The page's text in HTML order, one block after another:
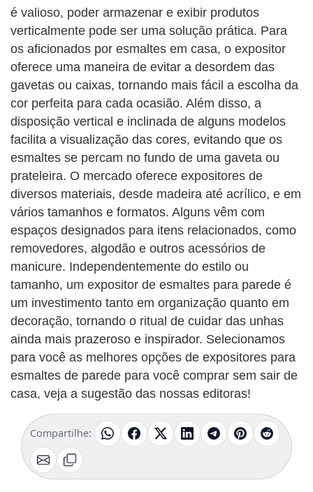
é valioso, poder armazenar e exibir produtos
verticalmente pode ser uma solução prática. Para
os aficionados por esmaltes em casa, o expositor
oferece uma maneira de evitar a desordem das
gavetas ou caixas, tornando mais fácil a escolha da
cor perfeita para cada ocasião. Além disso, a
disposição vertical e inclinada de alguns modelos
facilita a visualização das cores, evitando que os
esmaltes se percam no fundo de uma gaveta ou
prateleira. O mercado oferece expositores de
diversos materiais, desde madeira até acrílico, e em
vários tamanhos e formatos. Alguns vêm com
espaços designados para itens relacionados, como
removedores, algodão e outros acessórios de
manicure. Independentemente do estilo ou
tamanho, um expositor de esmaltes para parede é
um investimento tanto em organização quanto em
decoração, tornando o ritual de cuidar das unhas
ainda mais prazeroso e inspirador. Selecionamos
para você as melhores opções de expositores para
esmaltes de parede para você comprar sem sair de
casa, veja a sugestão das nossas editoras!
Compartilhe: